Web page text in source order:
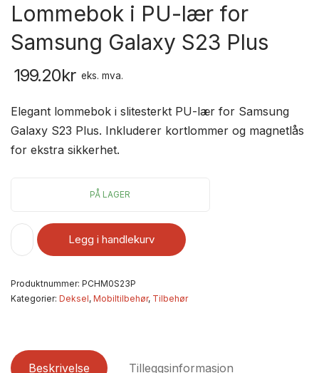
Lommebok i PU-lær for
Samsung Galaxy S23 Plus
199.20kr eks. mva.
Elegant lommebok i slitesterkt PU-lær for Samsung
Galaxy S23 Plus. Inkluderer kortlommer og magnetlås
for ekstra sikkerhet.
PÅ LAGER
Legg i handlekurv
Produktnummer: PCHM0S23P
Kategorier: Deksel, Mobiltilbehør, Tilbehør
Beskrivelse Tilleggsinformasjon